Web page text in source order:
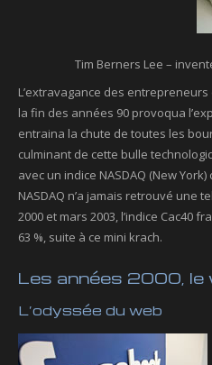
Tim Berners Lee –
L’extravagance des
la fin des années 90 provoqua
entraina la chute de toutes les
culminant de cette bulle
avec un indice NASDAQ (New
NASDAQ n’a jamais retrouvé une
2000 et mars 2003, l’indice Cac40
63 %, suite à ce mini krach.
Les années 2000, le
L’odyssée du web